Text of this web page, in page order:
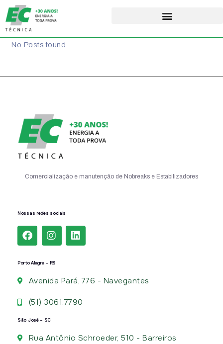
No Posts found.
Comercialização e manutenção de Nobreaks e Estabilizadores
Nossas redes sociais
Porto Alegre – RS
Avenida Pará, 776 - Navegantes
(51) 3061.7790
São José – SC
Rua Antônio Schroeder, 510 - Barreiros